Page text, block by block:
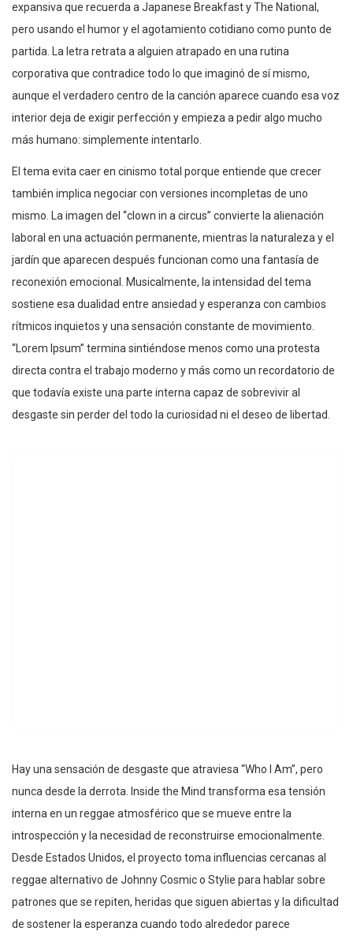
expansiva que recuerda a Japanese Breakfast y The National,
pero usando el humor y el agotamiento cotidiano como punto de
partida. La letra retrata a alguien atrapado en una rutina
corporativa que contradice todo lo que imaginó de sí mismo,
aunque el verdadero centro de la canción aparece cuando esa voz
interior deja de exigir perfección y empieza a pedir algo mucho
más humano: simplemente intentarlo.
El tema evita caer en cinismo total porque entiende que crecer
también implica negociar con versiones incompletas de uno
mismo. La imagen del “clown in a circus” convierte la alienación
laboral en una actuación permanente, mientras la naturaleza y el
jardín que aparecen después funcionan como una fantasía de
reconexión emocional. Musicalmente, la intensidad del tema
sostiene esa dualidad entre ansiedad y esperanza con cambios
rítmicos inquietos y una sensación constante de movimiento.
“Lorem Ipsum” termina sintiéndose menos como una protesta
directa contra el trabajo moderno y más como un recordatorio de
que todavía existe una parte interna capaz de sobrevivir al
desgaste sin perder del todo la curiosidad ni el deseo de libertad.
Hay una sensación de desgaste que atraviesa “Who I Am”, pero
nunca desde la derrota. Inside the Mind transforma esa tensión
interna en un reggae atmosférico que se mueve entre la
introspección y la necesidad de reconstruirse emocionalmente.
Desde Estados Unidos, el proyecto toma influencias cercanas al
reggae alternativo de Johnny Cosmic o Stylie para hablar sobre
patrones que se repiten, heridas que siguen abiertas y la dificultad
de sostener la esperanza cuando todo alrededor parece